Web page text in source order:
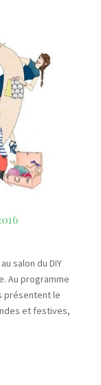
salon du DIY
Au programme
présentent le
et festives,